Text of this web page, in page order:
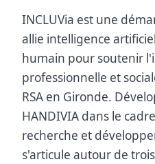
INCLUVia est une
allie intelligence
humain pour soutenir
professionnelle et
RSA en Gironde.
HANDIVIA dans le
recherche et
s'articule autour de